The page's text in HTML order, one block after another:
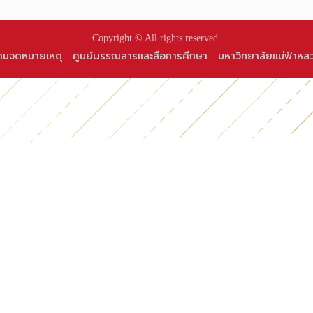
Copyright © All rights reserved.
นจดหมายเหตุ ศูนย์บรรณสารและสื่อการศึกษา มหาวิทยาลัยแม่ฟ้าหล